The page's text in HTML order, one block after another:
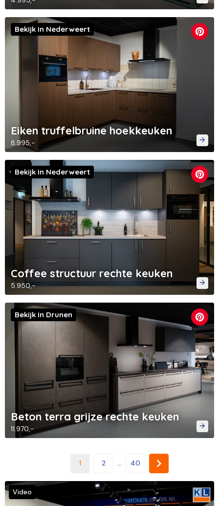
Eiken truffelbruine hoekkeuken
8.995,-
Bekijk in Nederweert
Coffee structuur rechte keuken
5.950,-
Bekijk in Nederweert
Beton terra grijze rechte keuken
11.970,-
Bekijk in Drunen
1 2 ... 40
Video